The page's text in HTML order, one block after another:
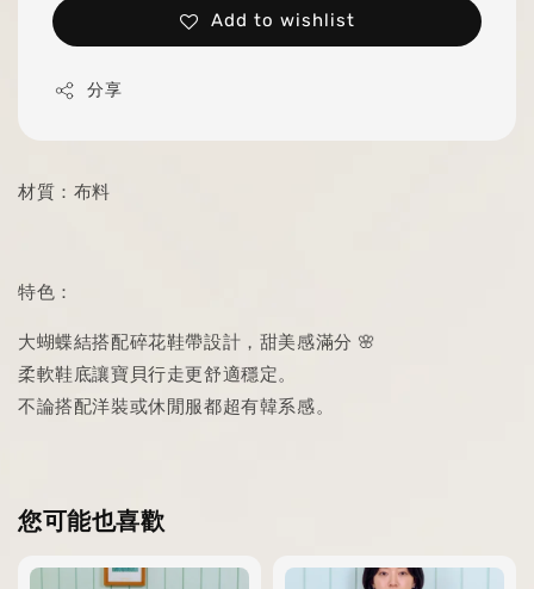
Add to wishlist
分享
材質：布料
特色：
大蝴蝶結搭配碎花鞋帶設計，甜美感滿分 🌸
柔軟鞋底讓寶貝行走更舒適穩定。
不論搭配洋裝或休閒服都超有韓系感。
您可能也喜歡